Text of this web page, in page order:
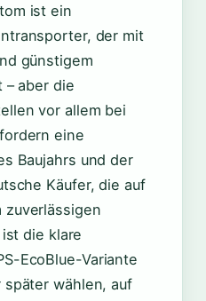
ist ein
der mit
günstigem
– aber die
vor allem bei
eine
Baujahrs und der
Käufer, die auf
zuverlässigen
die klare
EcoBlue-Variante
später wählen, auf